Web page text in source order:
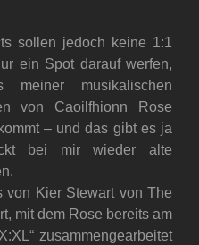
sollen jedoch keine 1:1
ein Spot darauf werfen,
musikalischen
von Caoilfhionn Rose
– und das gibt es ja
bei mir wieder alte
von Kier Stewart von The
mit dem Rose bereits am
zusammengearbeitet